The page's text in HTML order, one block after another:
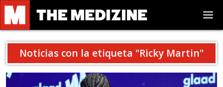
Noticias con la etiqueta "Ricky Martin"